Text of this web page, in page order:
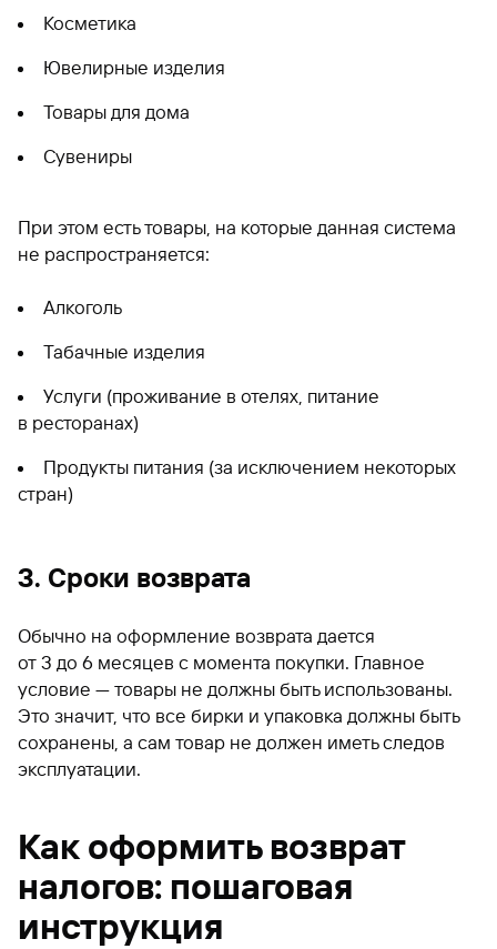
Косметика
Ювелирные изделия
Товары для дома
Сувениры
При этом есть товары, на которые данная система
не распространяется:
Алкоголь
Табачные изделия
Услуги (проживание в отелях, питание
в ресторанах)
Продукты питания (за исключением некоторых
стран)
3. Сроки возврата
Обычно на оформление возврата дается
от 3 до 6 месяцев с момента покупки. Главное
условие — товары не должны быть использованы.
Это значит, что все бирки и упаковка должны быть
сохранены, а сам товар не должен иметь следов
эксплуатации.
Как оформить возврат
налогов: пошаговая
инструкция